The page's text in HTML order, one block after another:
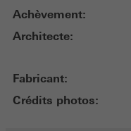
Achèvement:
Architecte:
Fabricant:
Crédits photos: